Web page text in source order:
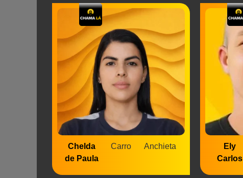
Chelda
de Paula
Carro Anchieta
Ely
Carlos